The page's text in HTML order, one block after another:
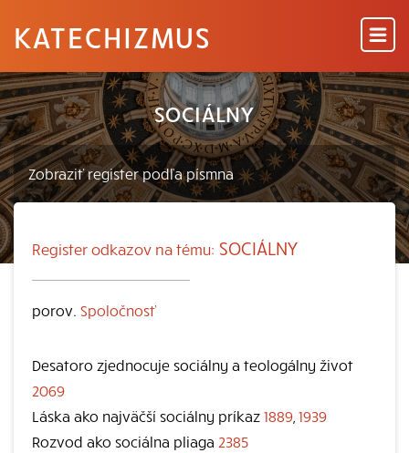
KATECHIZMUS
SOCIÁLNY
Register odkazov na tému: SOCIÁLNY
porov. Spoločnosť
Desatoro zjednocuje sociálny a teologálny život
2069
Láska ako najväčší sociálny príkaz 1889 1939
Rozvod ako sociálna pliaga 2385